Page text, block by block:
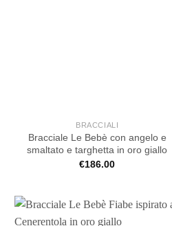
BRACCIALI
Bracciale Le Bebè con angelo e
smaltato e targhetta in oro giallo
€186.00